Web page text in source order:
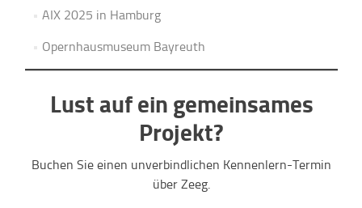
AIX 2025 in Hamburg
Opernhausmuseum Bayreuth
Lust auf ein gemeinsames
Projekt?
Buchen Sie einen unverbindlichen Kennenlern-Termin
über Zeeg.